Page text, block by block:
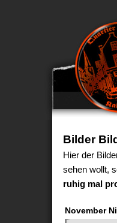
Bilder
Hier der
sehen wollt,
ruhig mal
November